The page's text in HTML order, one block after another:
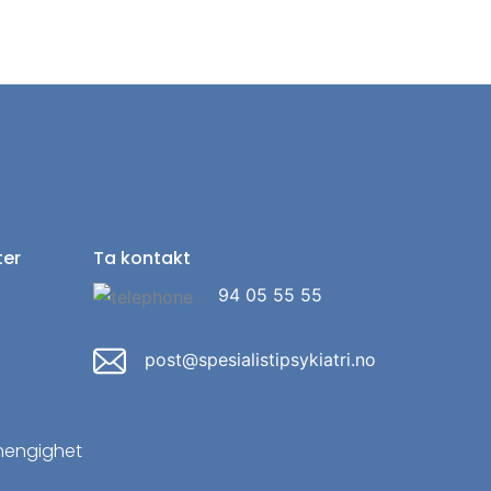
Ta kontakt
94 05 55 55
post@spesialistipsykiatri.no